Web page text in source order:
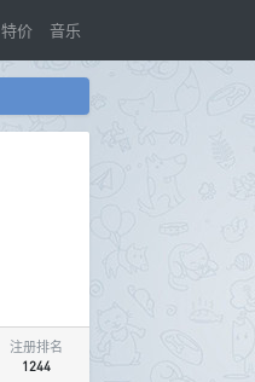
特价 音乐
注册排名
1244